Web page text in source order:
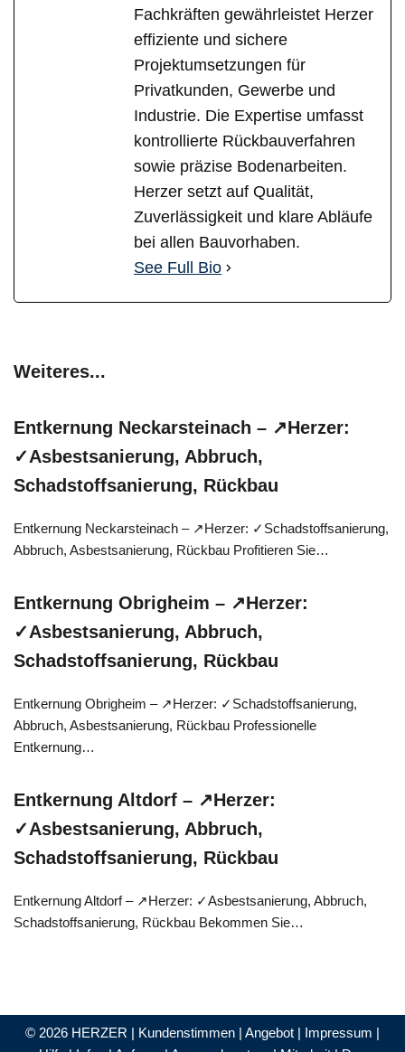
Fachkräften gewährleistet Herzer
effiziente und sichere
Projektumsetzungen für
Privatkunden, Gewerbe und
Industrie. Die Expertise umfasst
kontrollierte Rückbauverfahren
sowie präzise Bodenarbeiten.
Herzer setzt auf Qualität,
Zuverlässigkeit und klare Abläufe
bei allen Bauvorhaben.
See Full Bio
Weiteres...
Entkernung Neckarsteinach – ↗️Herzer:
✓Asbestsanierung, Abbruch,
Schadstoffsanierung, Rückbau
Entkernung Neckarsteinach – ↗️Herzer: ✓Schadstoffsanierung,
Abbruch, Asbestsanierung, Rückbau Profitieren Sie…
Entkernung Obrigheim – ↗️Herzer:
✓Asbestsanierung, Abbruch,
Schadstoffsanierung, Rückbau
Entkernung Obrigheim – ↗️Herzer: ✓Schadstoffsanierung,
Abbruch, Asbestsanierung, Rückbau Professionelle
Entkernung…
Entkernung Altdorf – ↗️Herzer:
✓Asbestsanierung, Abbruch,
Schadstoffsanierung, Rückbau
Entkernung Altdorf – ↗️Herzer: ✓Asbestsanierung, Abbruch,
Schadstoffsanierung, Rückbau Bekommen Sie…
© 2026 HERZER | Kundenstimmen | Angebot | Impressum |